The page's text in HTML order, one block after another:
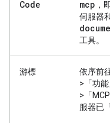
Code
mcp ，
伺服器
工具。
游標
依序前
>「功能
>「MCP
服器已